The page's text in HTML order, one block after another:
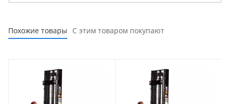
Похожие товары С этим товаром покупают